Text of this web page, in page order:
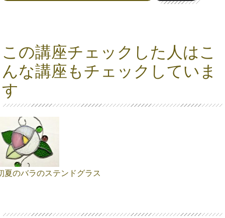
この講座チェックした人はこ
んな講座もチェックしていま
す
夏のバラのステンドグラス